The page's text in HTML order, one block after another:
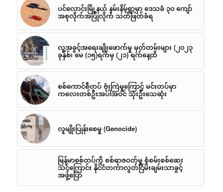
ပင်လောင်းမြို့နယ် နမ်းနိမ့်ရွာမှာ ဒေသခံ ၃၀ ကျော်
အစုလိုက်အပြုံလိုက် သတ်ဖြတ်ခံရ
လူ့အခွင့်အရေးချိုးဖောက်မှု မှတ်တမ်းများ (၂၀၂၃
ခုနှစ်၊ မေ (၁၅)ရက်မှ (၂၁) ရက်နေ့ထိ
စစ်ကောင်စီတပ် ဗုံးကြဲမှုကြောင့် မင်းတပ်မှာ
ကလေးတစ်ဦးအပါအဝင် သုံးဦးသေဆုံး
လူမျိုးပြုန်းစေမှု (Genocide)
မြန်မာစစ်တပ်ကို စစ်ရာဇဝတ်မှု စုံစမ်းစစ်ဆေး
သင့်ကြောင်း နိုင်ငံတကာလွတ်ငြိမ်းချမ်းသာခွင့်
အဖွဲ့ပြော